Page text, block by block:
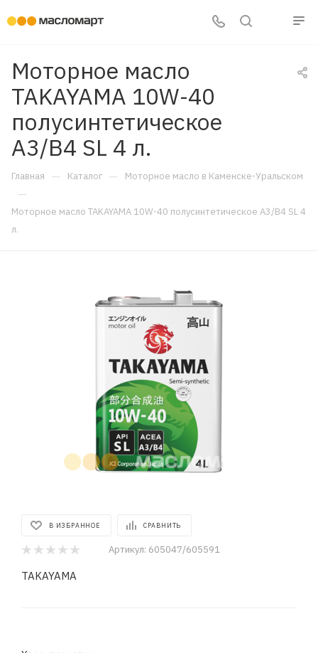
Моторное масло
TAKAYAMA 10W-40
полусинтетическое
A3/B4 SL 4 л.
Главная — Каталог — Моторное масло в Каменске-Уральском
—
Моторное масло TAKAYAMA 10W-40 полусинтетическое A3/B4 SL 4
л.
В ИЗБРАННОЕ СРАВНИТЬ
Артикул: 605047/605591
TAKAYAMA